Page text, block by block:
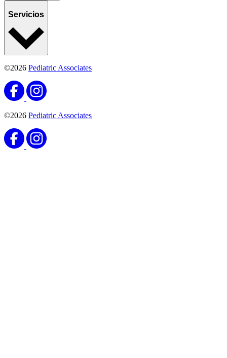
Servicios
©2026 Pediatric Associates
©2026 Pediatric Associates